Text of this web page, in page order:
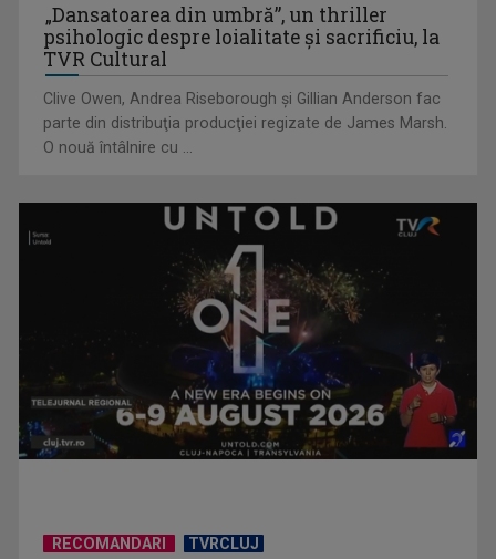
Adaptarea românilor la presiunea economică
COSMIN BĂLEANU
„Sunt un om absolut normal, pasionat de sport ...
COSTIN DEŞLIU
Într-o lume în care sportul înseamnă nu doar ...
„Dansatoarea din umbră”, un thriller
psihologic despre loialitate și sacrificiu, la
TVR Cultural
Clive Owen, Andrea Riseborough şi Gillian Anderson fac
parte din distribuţia producţiei regizate de James Marsh.
O nouă întâlnire cu ...
RECOMANDARI TVRCLUJ